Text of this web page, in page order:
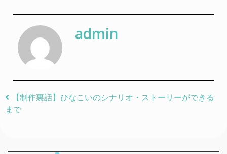
admin
Post navigation
【制作裏話】ひなこいのシナリオ・ストーリーができる
まで